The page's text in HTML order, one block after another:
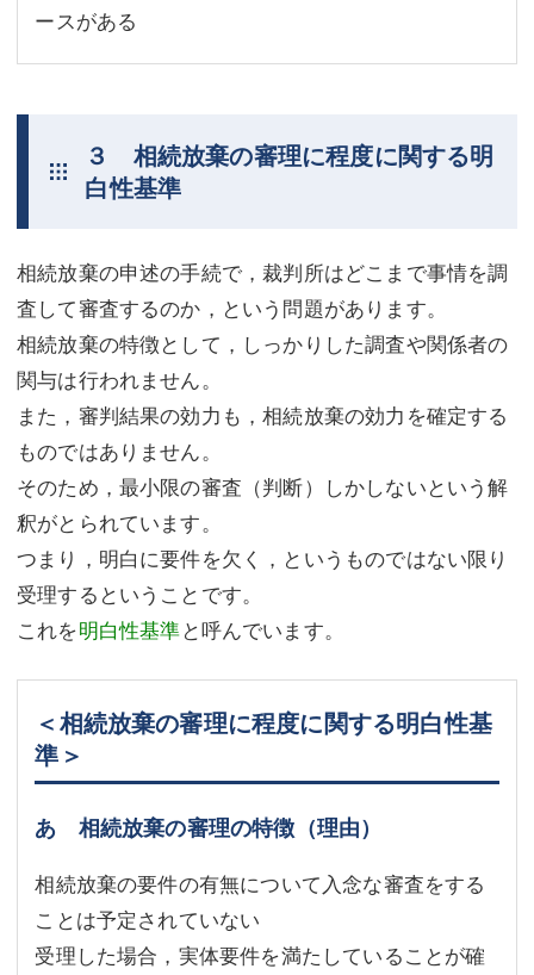
ースがある
３ 相続放棄の審理に程度に関する明
白性基準
相続放棄の申述の手続で，裁判所はどこまで事情を調
査して審査するのか，という問題があります。
相続放棄の特徴として，しっかりした調査や関係者の
関与は行われません。
また，審判結果の効力も，相続放棄の効力を確定する
ものではありません。
そのため，最小限の審査（判断）しかしないという解
釈がとられています。
つまり，明白に要件を欠く，というものではない限り
受理するということです。
これを明白性基準と呼んでいます。
＜相続放棄の審理に程度に関する明白性基
準＞
あ 相続放棄の審理の特徴（理由）
相続放棄の要件の有無について入念な審査をする
ことは予定されていない
受理した場合，実体要件を満たしていることが確